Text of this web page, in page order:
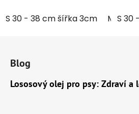
S 30 - 38 cm šířka 3cm M 35 -
S 30
Blog
Lososový olej pro psy: Zdraví a